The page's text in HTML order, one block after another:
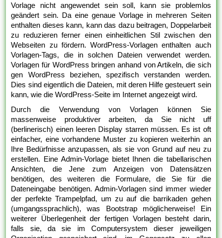
Vorlage nicht angewendet sein soll, kann sie problemlos
geändert sein. Da eine genaue Vorlage in mehreren Seiten
enthalten dieses kann, kann das dazu beitragen, Doppelarbeit
zu reduzieren ferner einen einheitlichen Stil zwischen den
Webseiten zu fördern. WordPress-Vorlagen enthalten auch
Vorlagen-Tags, die in solchen Dateien verwendet werden.
Vorlagen für WordPress bringen anhand von Artikeln, die sich
gen WordPress beziehen, spezifisch verstanden werden.
Dies sind eigentlich die Dateien, mit deren Hilfe gesteuert sein
kann, wie die WordPress-Seite im Internet angezeigt wird.
Durch die Verwendung von Vorlagen können Sie
massenweise produktiver arbeiten, da Sie nicht uff
(berlinerisch) einen leeren Display starren müssen. Es ist oft
einfacher, eine vorhandene Muster zu kopieren weiterhin an
Ihre Bedürfnisse anzupassen, als sie von Grund auf neu zu
erstellen. Eine Admin-Vorlage bietet Ihnen die tabellarischen
Ansichten, die Jene zum Anzeigen von Datensätzen
benötigen, des weiteren die Formulare, die Sie für die
Dateneingabe benötigen. Admin-Vorlagen sind immer wieder
der perfekte Trampelpfad, um zu auf die barrikaden gehen
(umgangssprachlich), was Bootstrap möglicherweise! Ein
weiterer Überlegenheit der fertigen Vorlagen besteht darin,
falls sie, da sie im Computersystem dieser jeweiligen